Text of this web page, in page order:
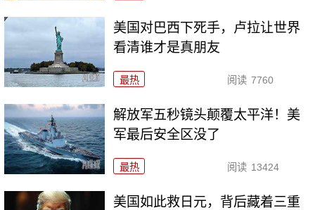
美国对巴西下死手，卢拉让世界
看清谁才是真朋友
最热 阅读 7760
解放军五秒镜头颠覆太平洋！美
军最后安全区没了
最热 阅读 13424
美国如此救日元，背后藏着三重